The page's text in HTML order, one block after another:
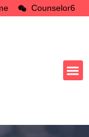
Counselor6